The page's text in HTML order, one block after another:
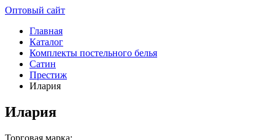
Оптовый сайт
Главная
Каталог
Комплекты постельного белья
Сатин
Престиж
Илария
Илария
Торговая марка: